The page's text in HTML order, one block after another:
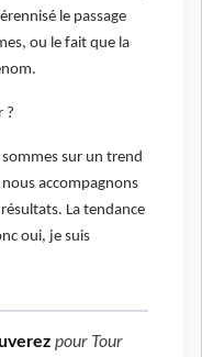
le passage
ou le fait que la
?
sommes sur un trend
accompagnons
La tendance
oui, je suis
pour Tour